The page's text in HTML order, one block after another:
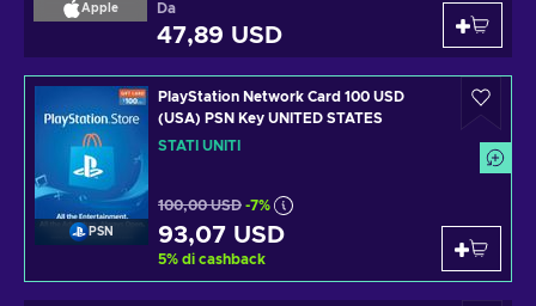
Apple Da
47,89 USD
PSN
PlayStation Network Card 100 USD
(USA) PSN Key UNITED STATES
STATI UNITI
100,00 USD -7%
93,07 USD
5% di cashback